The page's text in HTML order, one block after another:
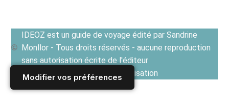
Modifier vos préférences
IDEOZ est un guide de voyage édité par Sandrine
Monllor - Tous droits réservés - aucune reproduction
sans autorisation écrite de l'éditeur
Voir les Conditions générales d'utilisation